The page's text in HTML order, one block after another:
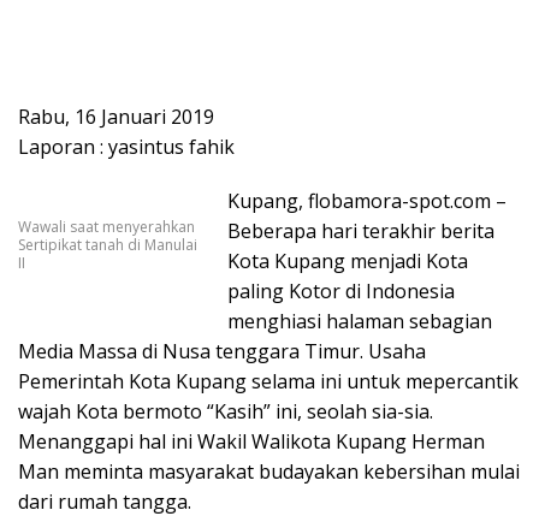
Rabu, 16 Januari 2019
Laporan : yasintus fahik
Wawali saat menyerahkan
Sertipikat tanah di Manulai
II
Kupang, flobamora-spot.com –
Beberapa hari terakhir berita
Kota Kupang menjadi Kota
paling Kotor di Indonesia
menghiasi halaman sebagian
Media Massa di Nusa tenggara Timur. Usaha
Pemerintah Kota Kupang selama ini untuk mepercantik
wajah Kota bermoto “Kasih” ini, seolah sia-sia.
Menanggapi hal ini Wakil Walikota Kupang Herman
Man meminta masyarakat budayakan kebersihan mulai
dari rumah tangga.